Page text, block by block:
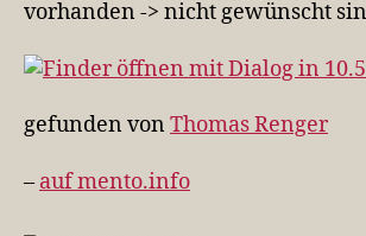
vorhanden -> nicht gewünscht
gefunden von Thomas Renger
– auf mento.info